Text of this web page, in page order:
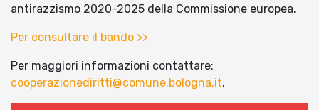
antirazzismo 2020-2025 della Commissione europea.
Per consultare il bando >>
Per maggiori informazioni contattare:
cooperazionediritti@comune.bologna.it.